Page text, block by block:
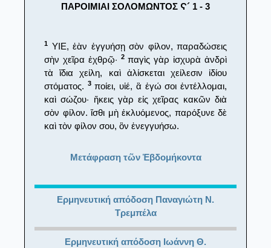
ΠΑΡΟΙΜΙΑΙ ΣΟΛΟΜΩΝΤΟΣ Ϛ´ 1 - 3
1 ΥΙΕ, ἐὰν ἐγγυήσῃ σὸν φίλον, παραδώσεις
σὴν χεῖρα ἐχθρῷ· 2παγὶς γὰρ ἰσχυρὰ ἀνδρὶ
τὰ ἴδια χείλη, καὶ ἁλίσκεται χείλεσιν ἰδίου
στόματος. 3ποίει, υἱέ, ἃ ἐγώ σοι ἐντέλλομαι,
καὶ σώζου· ἥκεις γὰρ εἰς χεῖρας κακῶν διὰ
σὸν φίλον. ἴσθι μὴ ἐκλυόμενος, παρόξυνε δὲ
καὶ τὸν φίλον σου, ὃν ἐνεγγυήσω.
Μετάφραση τῶν Ἑβδομήκοντα
Ερμηνευτική απόδοση Παναγιώτη Ν.
Τρεμπέλα
Ερμηνευτική απόδοση Ιωάννη Θ.